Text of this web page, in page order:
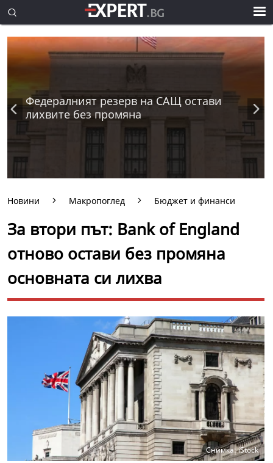
Федералният резерв на САЩ остави
лихвите без промяна
Новини Макропоглед Бюджет и финанси
За втори път: Bank of England
отново остави без промяна
основната си лихва
Снимка: iStock